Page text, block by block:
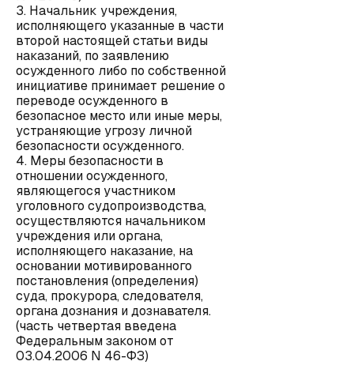
3. Начальник учреждения,
исполняющего указанные в части
второй настоящей статьи виды
наказаний, по заявлению
осужденного либо по собственной
инициативе принимает решение о
переводе осужденного в
безопасное место или иные меры,
устраняющие угрозу личной
безопасности осужденного.
4. Меры безопасности в
отношении осужденного,
являющегося участником
уголовного судопроизводства,
осуществляются начальником
учреждения или органа,
исполняющего наказание, на
основании мотивированного
постановления (определения)
суда, прокурора, следователя,
органа дознания и дознавателя.
(часть четвертая введена
Федеральным законом от
03.04.2006 N 46-ФЗ)